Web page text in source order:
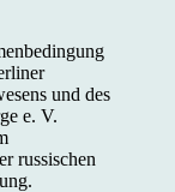
und des
e. V.
russischen